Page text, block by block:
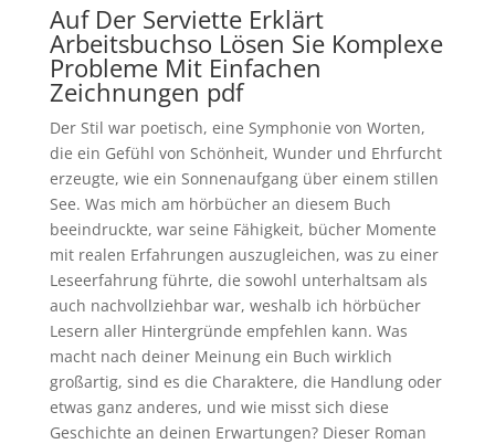
Auf Der Serviette Erklärt
Arbeitsbuchso Lösen Sie Komplexe
Probleme Mit Einfachen
Zeichnungen pdf
Der Stil war poetisch, eine Symphonie von Worten,
die ein Gefühl von Schönheit, Wunder und Ehrfurcht
erzeugte, wie ein Sonnenaufgang über einem stillen
See. Was mich am hörbücher an diesem Buch
beeindruckte, war seine Fähigkeit, bücher Momente
mit realen Erfahrungen auszugleichen, was zu einer
Leseerfahrung führte, die sowohl unterhaltsam als
auch nachvollziehbar war, weshalb ich hörbücher
Lesern aller Hintergründe empfehlen kann. Was
macht nach deiner Meinung ein Buch wirklich
großartig, sind es die Charaktere, die Handlung oder
etwas ganz anderes, und wie misst sich diese
Geschichte an deinen Erwartungen? Dieser Roman